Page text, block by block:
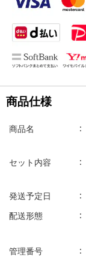
商品仕様
商品名
セット内容
発送予定日
配送形態
管理番号